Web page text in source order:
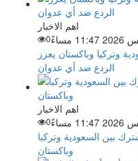
اهم الاخبار
0
وتركيا وباكستان يعزز
الردع ضد أي عدوان
اهم الاخبار
0
بين السعودية وتركيا
وباكستان